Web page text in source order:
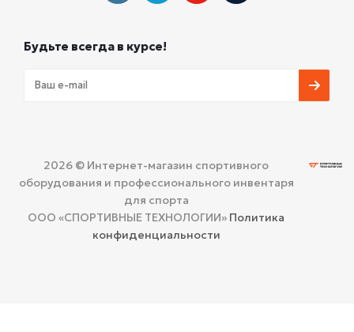
Будьте всегда в курсе!
2026 © Интернет-магазин спортивного
оборудования и профессионального инвентаря
для спорта
ООО «СПОРТИВНЫЕ ТЕХНОЛОГИИ» Политика
конфиденциальности